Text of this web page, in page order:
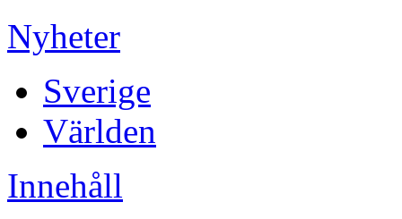
Nyheter
Sverige
Världen
Innehåll